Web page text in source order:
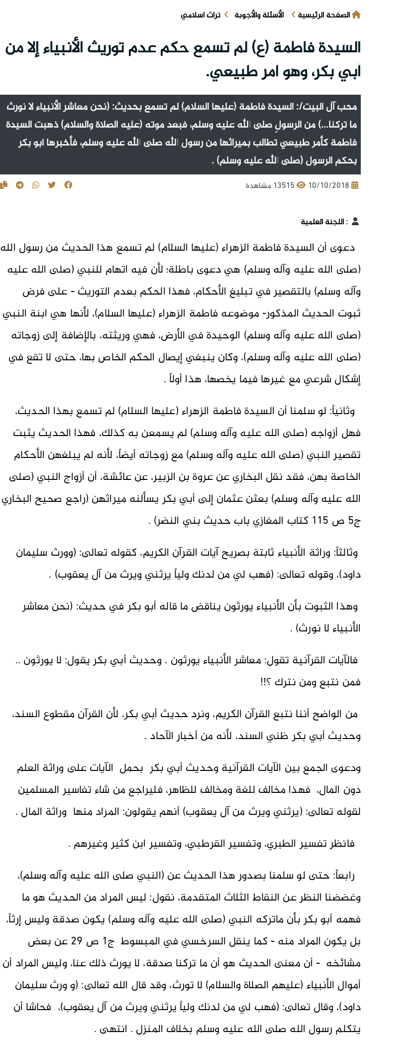
الصفحة الرئيسية الأسئلة والأجوبة تراث اسلامي
السيدة فاطمة (ع) لم تسمع حكم عدم توريث الأنبياء إلا من
أبي بكر، وهو أمر طبيعي.
محب آل البيت/: السيدة فاطمة (عليها السلام) لم تسمع بحديث: (نحن معاشر الأنبياء لا نورث
ما تركنا...) من الرسولِ صلى الله عليه وسلم، فبعد موته (عليه الصلاة والسلام) ذهبت السيدة
فاطمة كأمر طبيعي تطالب بميراثها من رسول الله صلى الله عليه وسلم، فأخبرها أبو بكر
بحكم الرسول (صلى الله عليه وسلم) .
10/10/2018 13515 مشاهدة
:اللجنة العلمية
دعوى أن السيدة فاطمة الزهراء (عليها السلام) لم تسمع هذا الحديث من رسول الله
(صلى الله عليه وآله وسلم) هي دعوى باطلة؛ لأن فيه اتهام للنبي (صلى الله عليه
وآله وسلم) بالتقصير في تبليغ الأحكام، فهذا الحكم بعدم التوريث - على فرض
ثبوت الحديث المذكور- موضوعه فاطمة الزهراء (عليها السلام)، لأنها هي ابنة النبي
(صلى الله عليه وآله وسلم) الوحيدة في الأرض، فهي وريثته، بالإضافة إلى زوجاته
(صلى الله عليه وآله وسلم)، وكان ينبغي إيصال الحكم الخاص بها، حتى لا تقع في
إشكال شرعي مع غيرها فيما يخصها، هذا أولاً .
وثانياً: لو سلمنا أن السيدة فاطمة الزهراء (عليها السلام) لم تسمع بهذا الحديث،
فهل أزواجه (صلى الله عليه وآله وسلم) لم يسمعن به كذلك، فهذا الحديث يثبت
تقصير النبي (صلى الله عليه وآله وسلم) مع زوجاته أيضاً، لأنه لم يبلغهن الأحكام
الخاصة بهن، فقد نقل البخاري عن عروة بن الزبير، عن عائشة، أن أزواج النبي (صلى
الله عليه وآله وسلم) بعثن عثمان إلى أبي بكر يسألنه ميراثهن (راجع صحيح البخاري
ج5 ص 115 كتاب المغازي باب حديث بني النضر) .
وثالثاً: وراثة الأنبياء ثابتة بصريح آيات القرآن الكريم، كقوله تعالى: (وورث سليمان
داود)، وقوله تعالى: (فهب لي من لدنك ولياً يرثني ويرث من آل يعقوب) .
وهذا الثبوت بأن الأنبياء يورثون يناقض ما قاله أبو بكر في حديث: (نحن معاشر
الأنبياء لا نورث) .
فالآيات القرآنية تقول: معاشر الأنبياء يورثون . وحديث أبي بكر يقول: لا يورثون ..
فمن نتبع ومن نترك ؟!!
من الواضح أننا نتبع القرآن الكريم، ونرد حديث أبي بكر، لأن القرآن مقطوع السند،
وحديث أبي بكر ظني السند، لأنه من أخبار الآحاد .
ودعوى الجمع بين الآيات القرآنية وحديث أبي بكر بحمل الآيات على وراثة العلم
دون المال، فهذا مخالف للغة ومخالف للظاهر، فليراجع من شاء تفاسير المسلمين
لقوله تعالى: (يرثني ويرث من آل يعقوب) أنهم يقولون: المراد منها وراثة المال .
فانظر تفسير الطبري، وتفسير القرطبي، وتفسير ابن كثير وغيرهم .
رابعاً: حتى لو سلمنا بصدور هذا الحديث عن (النبي صلى الله عليه وآله وسلم)،
وغضضنا النظر عن النقاط الثلاث المتقدمة، نقول: ليس المراد من الحديث هو ما
فهمه أبو بكر بأن ماتركه النبي (صلى الله عليه وآله وسلم) يكون صدقة وليس إرثاً،
بل يكون المراد منه - كما ينقل السرخسي في المبسوط ج1 ص 29 عن بعض
مشائخه - أن معنى الحديث هو أن ما تركنا صدقة، لا يورث ذلك عنا، وليس المراد أن
أموال الأنبياء (عليهم الصلاة والسلام) لا تورث، وقد قال الله تعالى: (و ورث سليمان
داود)، وقال تعالى: (فهب لي من لدنك ولياً يرثني ويرث من آل يعقوب)، فحاشا أن
يتكلم رسول الله صلى الله عليه وسلم بخلاف المنزل . انتهى .